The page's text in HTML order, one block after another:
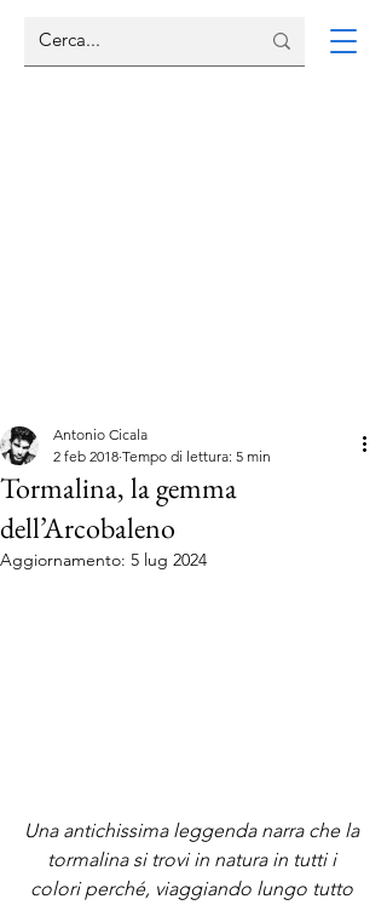
Tormalina, la gemma
dell’Arcobaleno
Antonio Cicala
2 feb 2018 Tempo di lettura: 5 min
Aggiornamento: 5 lug 2024
Una antichissima leggenda narra che la
tormalina si trovi in natura in tutti i
colori perché, viaggiando lungo tutto